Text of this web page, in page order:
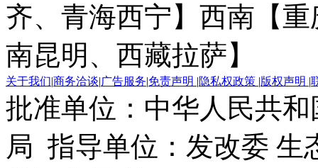
齐、青海西宁】 西南【
南昆明、西藏拉萨】
关于我们|商务洽谈|广告服务|免责声明 |隐私权政策 |版权声明 |
批准单位：中华人民共
局 指导单位：发改委 生